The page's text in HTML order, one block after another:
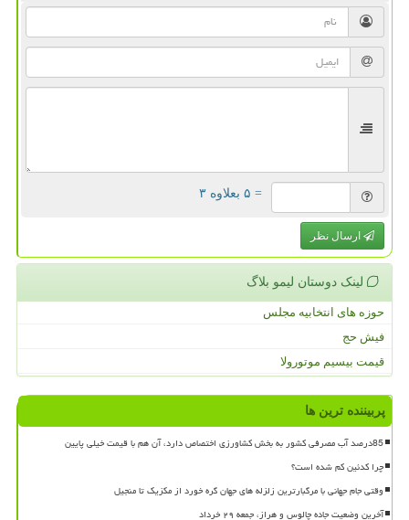
= ۵ بعلاوه ۳
ارسال نظر
لینک دوستان لیمو بلاگ
حوزه های انتخابیه مجلس
فیش حج
قیمت بیسیم موتورولا
پربیننده ترین ها
85درصد آب مصرفی کشور به بخش کشاورزی اختصاص دارد، آن هم با قیمت خیلی پایین
چرا کدئین کم شده است؟
وقتی جام جهانی با مرگبارترین زلزله های جهان گره خورد از مکزیک تا منجیل
آخرین وضعیت جاده چالوس و هراز، جمعه ۲۹ خرداد